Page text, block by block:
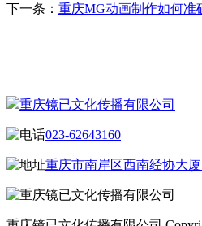
下一条： 重庆MG动画制作如何准
重庆镜已文化传播有限公司
023-62643160
重庆市南岸区西南经协大